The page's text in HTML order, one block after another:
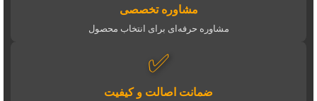
مشاوره تخصصی
مشاوره حرفه‌ای برای انتخاب محصول
✅
ضمانت اصالت و کیفیت